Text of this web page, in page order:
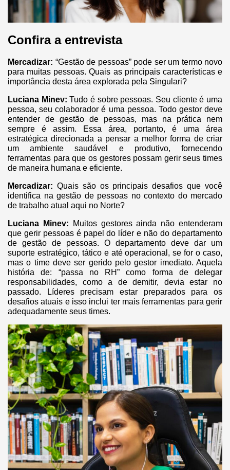
Confira a entrevista
Mercadizar: “Gestão de pessoas” pode ser um termo novo
para muitas pessoas. Quais as principais características e
importância desta área explorada pela Singulari?
Luciana Minev:Tudo é sobre pessoas. Seu cliente é uma
pessoa, seu colaborador é uma pessoa. Todo gestor deve
entender de gestão de pessoas, mas na prática nem
sempre é assim. Essa área, portanto, é uma área
estratégica direcionada a pensar a melhor forma de criar
um ambiente saudável e produtivo, fornecendo
ferramentas para que os gestores possam gerir seus times
de maneira humana e eficiente.
Mercadizar: Quais são os principais desafios que você
identifica na gestão de pessoas no contexto do mercado
de trabalho atual aqui no Norte?
Luciana Minev:
Muitos gestores ainda não entenderam
que gerir pessoas é papel do líder e não do departamento
de gestão de pessoas. O departamento deve dar um
suporte estratégico, tático e até operacional, se for o caso,
mas o time deve ser gerido pelo gestor imediato. Aquela
história de: “passa no RH” como forma de delegar
responsabilidades, como a de demitir, devia estar no
passado. Líderes precisam estar preparados para os
desafios atuais e isso inclui ter mais ferramentas para gerir
adequadamente seus times.